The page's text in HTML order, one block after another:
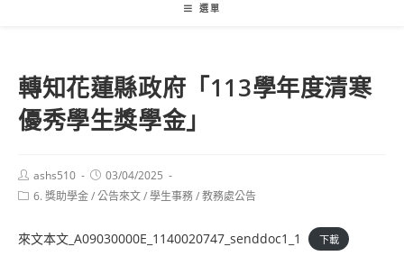
選單
轉知花蓮縣政府「113學年度清寒
優秀學生獎學金」
Post
author:
ashs510
Post
published:
03/04/2025
Post6. 獎助學金/公告來文/學生事務/教務處公告
來文本文_A09030000E_1140020747_senddoc1_1 下載